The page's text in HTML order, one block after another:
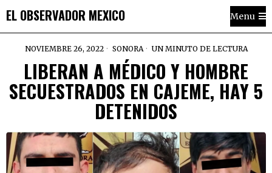
EL OBSERVADOR MEXICO Menu
NOVIEMBRE 26, 2022 SONORA UN MINUTO DE LECTURA
LIBERAN A MÉDICO Y HOMBRE
SECUESTRADOS EN CAJEME, HAY 5
DETENIDOS